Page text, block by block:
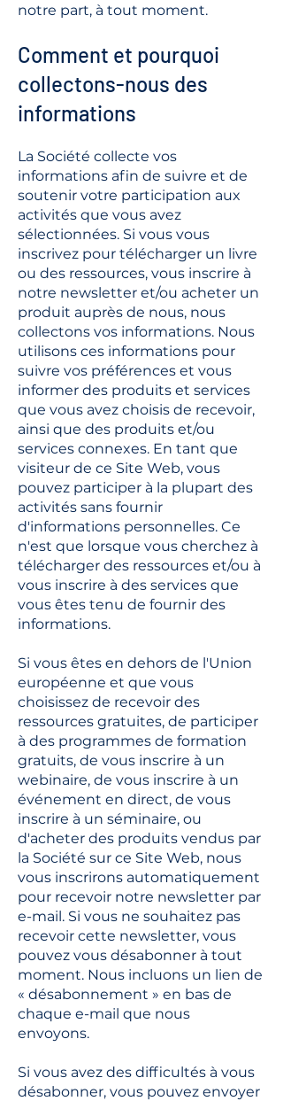
notre part, à tout moment.
Comment et pourquoi
collectons-nous des
informations
La Société collecte vos
informations afin de suivre et de
soutenir votre participation aux
activités que vous avez
sélectionnées. Si vous vous
inscrivez pour télécharger un livre
ou des ressources, vous inscrire à
notre newsletter et/ou acheter un
produit auprès de nous, nous
collectons vos informations. Nous
utilisons ces informations pour
suivre vos préférences et vous
informer des produits et services
que vous avez choisis de recevoir,
ainsi que des produits et/ou
services connexes. En tant que
visiteur de ce Site Web, vous
pouvez participer à la plupart des
activités sans fournir
d'informations personnelles. Ce
n'est que lorsque vous cherchez à
télécharger des ressources et/ou à
vous inscrire à des services que
vous êtes tenu de fournir des
informations.
Si vous êtes en dehors de l'Union
européenne et que vous
choisissez de recevoir des
ressources gratuites, de participer
à des programmes de formation
gratuits, de vous inscrire à un
webinaire, de vous inscrire à un
événement en direct, de vous
inscrire à un séminaire, ou
d'acheter des produits vendus par
la Société sur ce Site Web, nous
vous inscrirons automatiquement
pour recevoir notre newsletter par
e-mail. Si vous ne souhaitez pas
recevoir cette newsletter, vous
pouvez vous désabonner à tout
moment. Nous incluons un lien de
« désabonnement » en bas de
chaque e-mail que nous
envoyons.
Si vous avez des difficultés à vous
désabonner, vous pouvez envoyer